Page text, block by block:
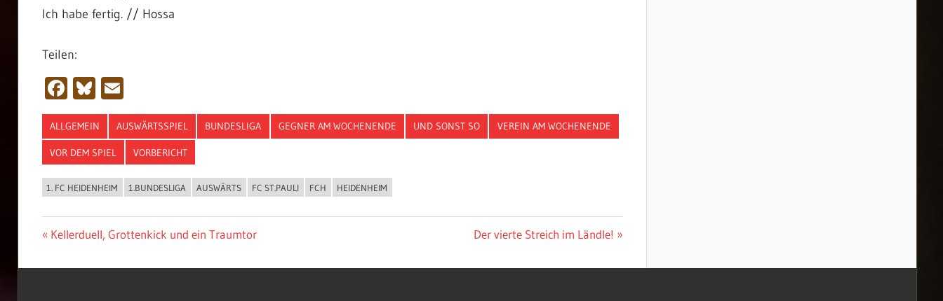
Ich habe fertig. // Hossa
Teilen:
Facebook
Bluesky
Email
ALLGEMEIN AUSWÄRTSSPIEL BUNDESLIGA GEGNER AM WOCHENENDE UND SONST SO VEREIN AM WOCHENENDE
VOR DEM SPIEL VORBERICHT
1. FC HEIDENHEIM 1.BUNDESLIGA AUSWÄRTS FC ST.PAULI FCH HEIDENHEIM
Beitragsnavigation
Vorheriger
Kellerduell, Grottenkick und ein Traumtor
Nächster
Der vierte Streich im Ländle!